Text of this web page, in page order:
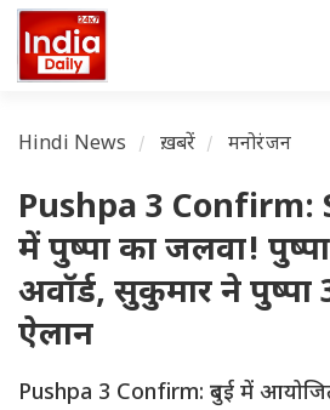
Hindi News ख़बरें मनोरंजन
Pushpa 3 Confirm:
में पुष्पा का जलवा!
अवॉर्ड, सुकुमार ने पुष्पा
ऐलान
Pushpa 3 Confirm: दुबई में